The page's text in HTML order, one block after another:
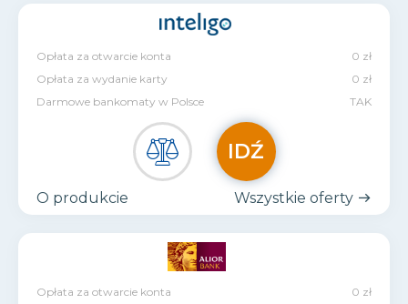
Opłata za otwarcie konta
0 zł
Opłata za wydanie karty
0 zł
Darmowe bankomaty w Polsce
TAK
IDŹ
O produkcie Wszystkie oferty
Opłata za otwarcie konta
0 zł